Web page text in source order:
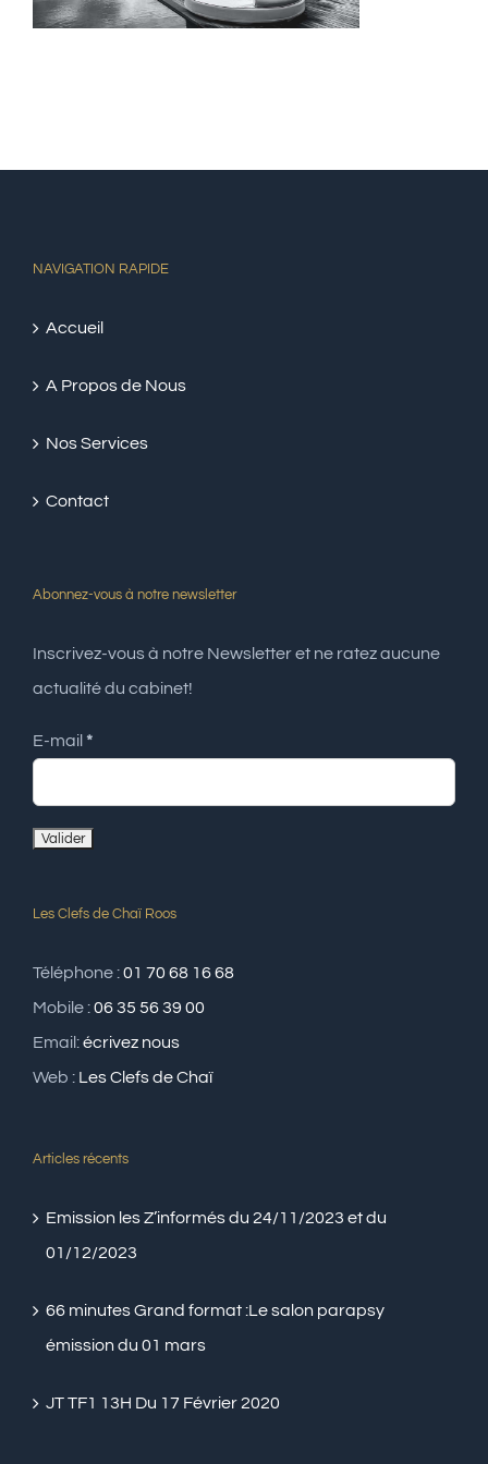
NAVIGATION RAPIDE
Accueil
A Propos de Nous
Nos Services
Contact
Abonnez-vous à notre newsletter
Inscrivez-vous à notre Newsletter et ne ratez aucune
actualité du cabinet!
E-mail *
Les Clefs de Chaï Roos
Téléphone :01 70 68 16 68
Mobile :06 35 56 39 00
Email:écrivez nous
Web : Les Clefs de Chaï
Articles récents
Emission les Z’informés du 24/11/2023 et du
01/12/2023
66 minutes Grand format :Le salon parapsy
émission du 01 mars
JT TF1 13H Du 17 Février 2020